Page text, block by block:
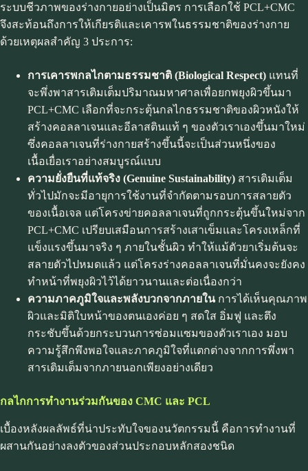
ระบบชีวภาพของร่างกายอย่างเป็นมิตร การเลือกใช้ PCL+CMC
จึงสะท้อนถึงการให้เกียรติและเคารพในธรรมชาติของร่างกาย
ด้วยเหตุผลสำคัญ 3 ประการ:
การเคารพกลไกตามธรรมชาติ (Biological Respect) แทนที่
จะพึ่งพาสารเติมเต็มปริมาณมหาศาลเพื่อยกพยุงผิวขึ้นมา
PCL+CMC เลือกที่จะกระตุ้นกลไกธรรมชาติของผิวหนังให้
สร้างคอลลาเจนและอีลาสตินแท้ ๆ ของตัวเราเองขึ้นมาใหม่
ซึ่งคอลลาเจนที่ร่างกายสร้างขึ้นนี้จะเป็นส่วนหนึ่งของ
เนื้อเยื่อเราอย่างสมบูรณ์แบบ
ความยั่งยืนที่แท้จริง (Genuine Sustainability) สารเติมเต็ม
ทั่วไปมักจะมีอายุการใช้งานที่จำกัดตามรอบการสลายตัว
ของเนื้อเจล แต่โครงข่ายคอลลาเจนที่ถูกกระตุ้นขึ้นใหม่จาก
PCL+CMC เปรียบเสมือนการสร้างเสาเข็มและโครงเหล็กที่
แข็งแรงขึ้นมาจริง ๆ ภายในชั้นผิว ทำให้แม้ตัวยาเริ่มต้นจะ
สลายตัวไปหมดแล้ว แต่โครงร่างคอลลาเจนที่มั่นคงจะยังคง
ทำหน้าที่พยุงผิวไว้ได้ยาวนานและต่อเนื่องกว่า
ความภาคภูมิใจและพลังบวกจากภายในการได้เห็นคุณภาพ
ผิวและมิติใบหน้าของตนเองค่อย ๆ สดใส อิ่มฟู และตึง
กระชับขึ้นด้วยกระบวนการซ่อมแซมของตัวเราเอง มอบ
ความรู้สึกพึงพอใจและภาคภูมิใจที่แตกต่างจากการพึ่งพา
สารเติมเต็มจากภายนอกเพียงอย่างเดียว
กลไกการทำงานร่วมกันของ CMC และ PCL
เบื้องหลังผลลัพธ์ที่น่าประทับใจของนวัตกรรมนี้ คือการทำงานที่
ผสานกันอย่างลงตัวของส่วนประกอบหลักสองชนิด